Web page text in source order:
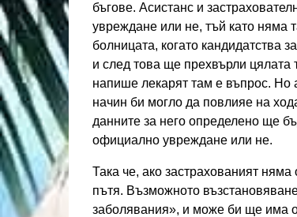
бъгове. Асистанс и
увреждане или не, тъй като няма
болницата, когато кандидатства
и след това ще прехвърли
напише лекарят там е въпрос. Но
начин би могло да повлияе на
данните за него определено ще
официално увреждане или не.
Така че, ако застрахованият
пътя. Възможното
заболявания», и може би ще има